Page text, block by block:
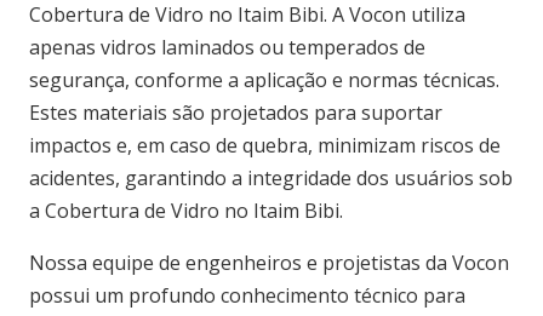
Cobertura de Vidro no Itaim Bibi. A Vocon utiliza
apenas vidros laminados ou temperados de
segurança, conforme a aplicação e normas técnicas.
Estes materiais são projetados para suportar
impactos e, em caso de quebra, minimizam riscos de
acidentes, garantindo a integridade dos usuários sob
a Cobertura de Vidro no Itaim Bibi.
Nossa equipe de engenheiros e projetistas da Vocon
possui um profundo conhecimento técnico para